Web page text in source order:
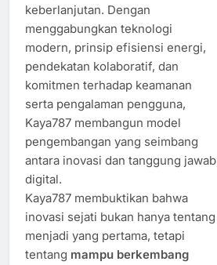
keberlanjutan. Dengan
menggabungkan teknologi
modern, prinsip efisiensi energi,
pendekatan kolaboratif, dan
komitmen terhadap keamanan
serta pengalaman pengguna,
Kaya787 membangun model
pengembangan yang seimbang
antara inovasi dan tanggung jawab
digital.
Kaya787 membuktikan bahwa
inovasi sejati bukan hanya tentang
menjadi yang pertama, tetapi
tentang mampu berkembang